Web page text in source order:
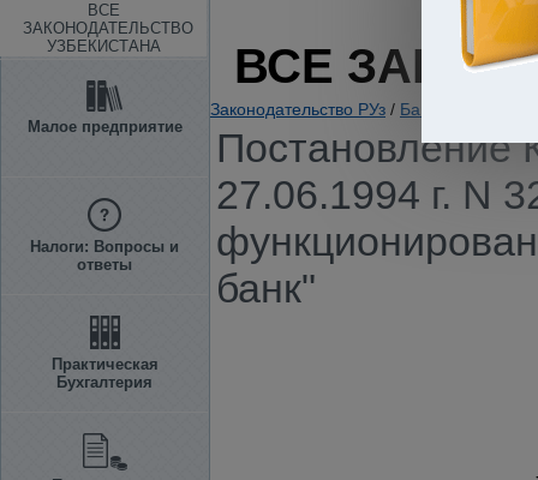
ВСЕ
ЗАКОНОДАТЕЛЬСТВО
УЗБЕКИСТАНА
Малое предприятие
Налоги: Вопросы и
ответы
Практическая
Бухгалтерия
ВСЕ
Законодательство РУз / Банки.
Постановление
27.06.1994 г. N
банк"